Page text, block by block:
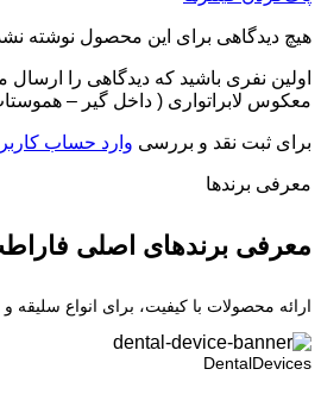
هیچ دیدگاهی برای این محصول نوشته
اولین نفری باشید که دیدگاهی را ارسال
معکوس لابراتواری ( داخل گیر –
برای ثبت نقد و بررسی وارد حساب
معرفی برند‌ها
معرفی برندهای اصلی
ارائه محصولات با کیفیت، برای انواع سلیقه و
DentalDevices